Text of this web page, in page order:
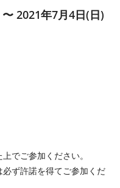
2021年7月4日(日)
でご参加ください。
ず許諾を得てご参加くだ